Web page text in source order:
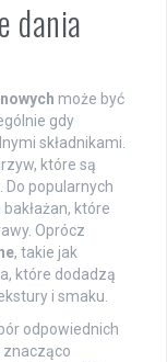
dania
może być
gdy
składnikami.
które są
Do popularnych
które
Oprócz
, takie jak
które dodadzą
i smaku.
odpowiednich
znacząco